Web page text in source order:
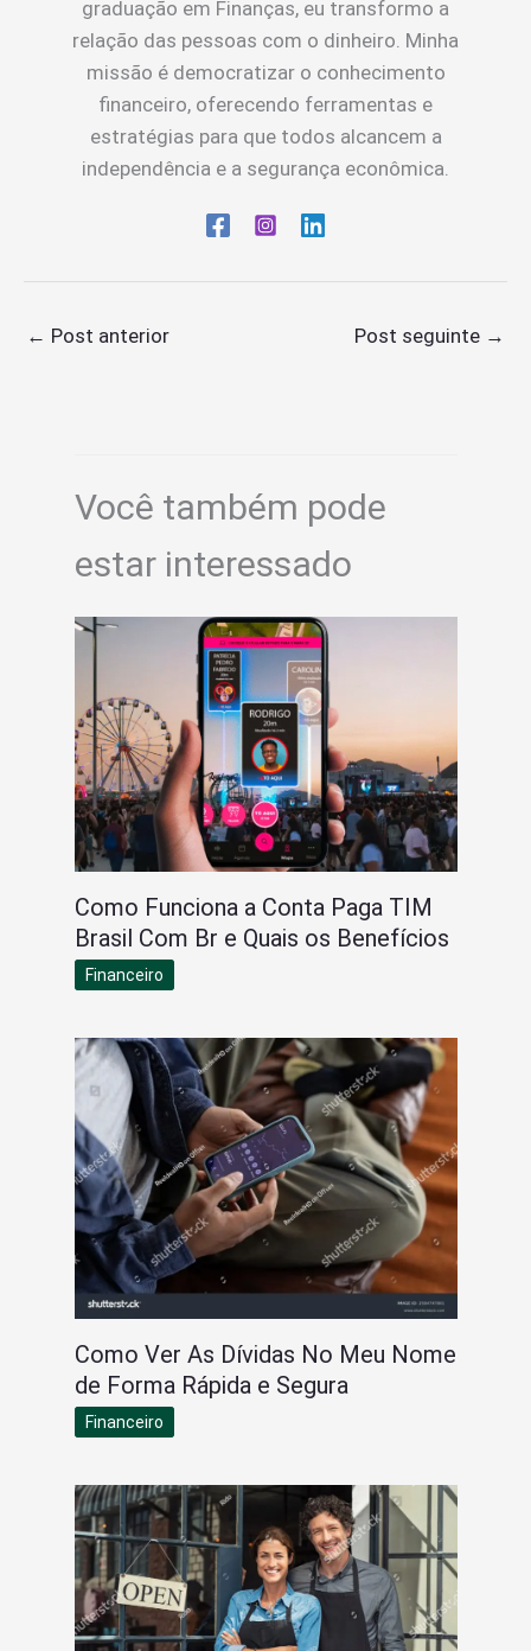
graduação em Finanças, eu transformo a
relação das pessoas com o dinheiro. Minha
missão é democratizar o conhecimento
financeiro, oferecendo ferramentas e
estratégias para que todos alcancem a
independência e a segurança econômica.
← Post anterior Post seguinte →
Você também pode
estar interessado
Como Funciona a Conta Paga TIM
Brasil Com Br e Quais os Benefícios
Financeiro
Como Ver As Dívidas No Meu Nome
de Forma Rápida e Segura
Financeiro